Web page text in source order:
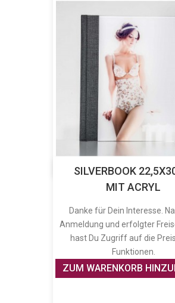
SILVERBOOK
MIT ACRYL
Danke für Dein Interesse.
Anmeldung und erfolgter
hast Du Zugriff auf die
Funktionen.
ZUM WARENKORB